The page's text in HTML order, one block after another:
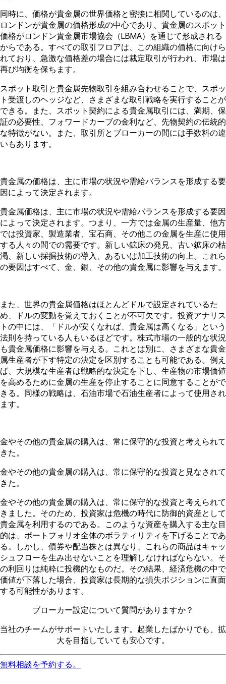
同時に、価格が貴金属の世界価格と密接に相関しているのは、
ロンドンが貴金属の価格形成の中心であり、貴金属のスポット
価格がロンドン貴金属市場協会（LBMA）を通じて形成される
からである。すべての取引フロアは、この組織の価格に向けら
れており、急激な価格差の場合には裁定取引が行われ、市場は
再び均衡を保ちます。
スポット取引と貴金属先物取引を組み合わせることで、スポッ
ト受渡しのヘッジなど、さまざまな取引戦略を実行することが
できる。また、スポット契約による貴金属取引には、満期、保
証の必要性、フォワードカーブの金利など、先物契約の伝統的
な特徴がない。また、取引所とブローカーの間には手数料の違
いもあります。
貴金属の価格は、主に市場の状況や需給バランスを形成する要
因によって決定されます。
貴金属価格は、主に市場の状況や需給バランスを形成する要因
によって決定されます。つまり、一方では金属の生産量、他方
では投資家、製造業者、宝石商、その他この金属を生産に使用
する人々の間での需要です。新しい鉱床の発見、古い鉱床の枯
渇、新しい採掘技術の導入、あるいは加工技術の向上。これら
の要因はすべて、金、銀、その他の貴金属に影響を与えます。
また、世界の貴金属価格はほとんどドルで設定されているた
め、ドルの変動を覚えておくことが不可欠です。投資アナリス
トの中には、「ドルが安くなれば、貴金属は高くなる」という
法則を持っている人もいるほどです。株式市場の一般的な状況
も貴金属価格に影響を与える。これとは別に、さまざまな貴金
属生産者が下す特定の決定を区別することも可能である。例え
ば、大規模な生産者は戦略的な決定を下し、生産物の市場価値
を高めるために金属の生産を停止することに同意することがで
きる。同様の戦略は、石油市場で石油生産者によって使用され
ます。
金やその他の貴金属の購入は、常に保守的な投資と考えられて
きた。
金やその他の貴金属の購入は、常に保守的な投資と見なされて
きた。
金やその他の貴金属の購入は、常に保守的な投資と考えられて
きました。そのため、投資家は危機の時代に防御的資産として
貴金属を利用するのである。このような資産を購入する主な目
的は、ポートフォリオ全体のボラティリティを下げることであ
る。しかし、債券や配当株とは異なり、これらの商品はキャッ
シュフローを生み出せないことを理解しなければならない。そ
の利回りは純粋に投機的なものだ。その結果、経済危機の中で
価値が下落した場合、投資家は長期的な損失ポジションに直面
する可能性があります。
ブローカー設定について質問がありますか？
当社のチームがサポートいたします。起業したばかりでも、拡
大を目指していても安心です。
無料相談を予約する。